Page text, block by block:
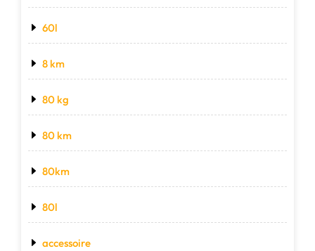
60l
8 km
80 kg
80 km
80km
80l
accessoire